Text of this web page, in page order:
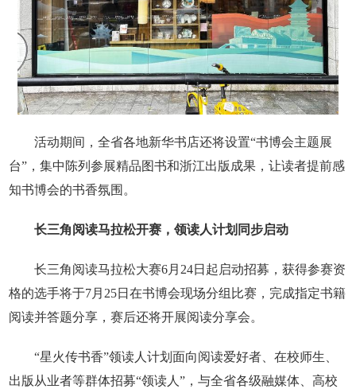
活动期间，全省各地新华书店还将设置“书博会主题展
台”，集中陈列参展精品图书和浙江出版成果，让读者提前感
知书博会的书香氛围。
长三角阅读马拉松开赛，领读人计划同步启动
长三角阅读马拉松大赛6月24日起启动招募，获得参赛资
格的选手将于7月25日在书博会现场分组比赛，完成指定书籍
阅读并答题分享，赛后还将开展阅读分享会。
“星火传书香”领读人计划面向阅读爱好者、在校师生、
出版从业者等群体招募“领读人”，与全省各级融媒体、高校